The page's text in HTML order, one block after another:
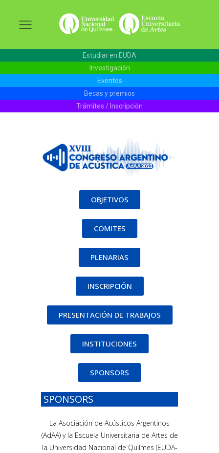
Estudiar en EUDA
Investigación
Eventos
Becas y premios
Trámites / Inscripción
OBJETIVOS
COMITES
PLENARIAS
INSCRIPCIÓN
PRESENTACIÓN DE TRABAJOS
INSTITUCIONES
SPONSORS
SPONSORS
La Asociación de Acústicos Argentinos
(AdAA) y la Escuela Universitaria de Artes de
la Universidad Nacional de Quilmes (EUDA-